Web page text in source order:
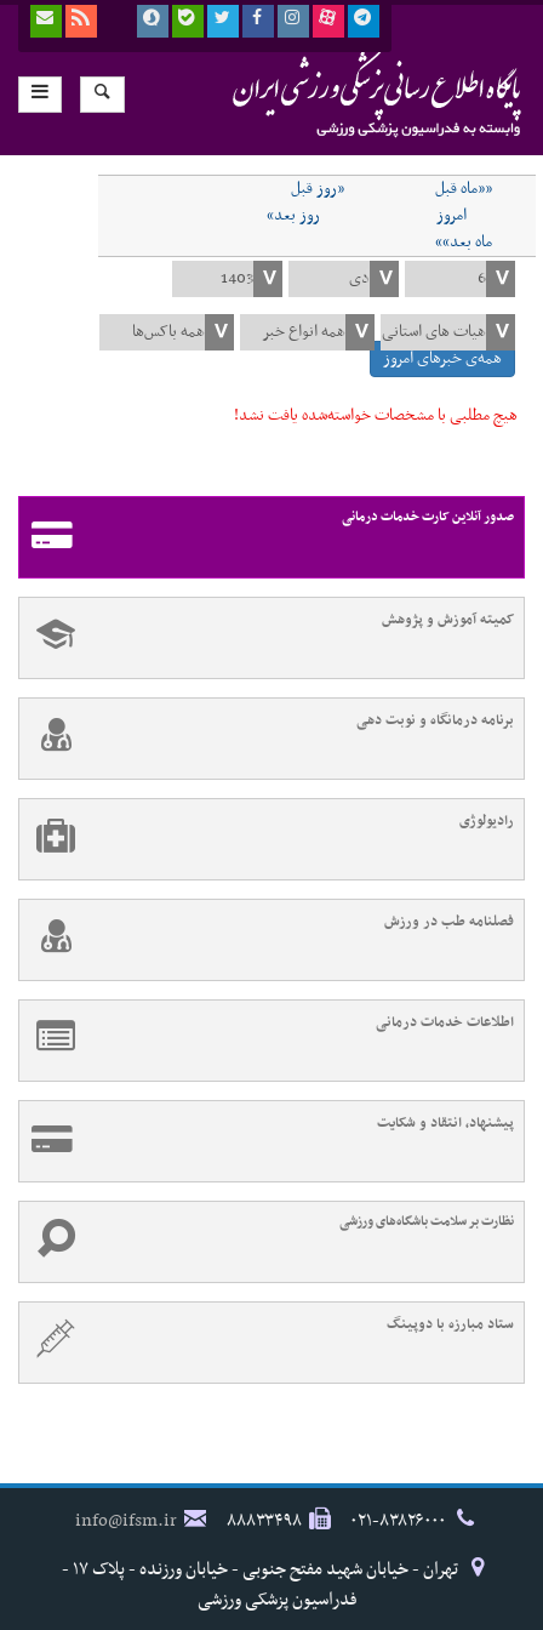
««ماه قبل
«روز قبل
امروز
روز بعد»
ماه بعد»»
همه‌ی خبرهای امروز
هیچ مطلبی با مشخصات خواسته‌شده یافت نشد!
صدور آنلاین کارت خدمات درمانی
کمیته آموزش و پژوهش
برنامه درمانگاه و نوبت دهی
رادیولوژی
فصلنامه طب در ورزش
اطلاعات خدمات درمانی
پیشنهاد، انتقاد و شکایت
نظارت بر سلامت باشگاه‌های ورزشی
ستاد مبارزه با دوپینگ
۸۸۸۳۳۴۹۸
info@ifsm.ir
تهران - خیابان شهید مفتح جنوبی - خیابان ورزنده - پلاک ۱۷ -
فدراسیون پزشکی ورزشی